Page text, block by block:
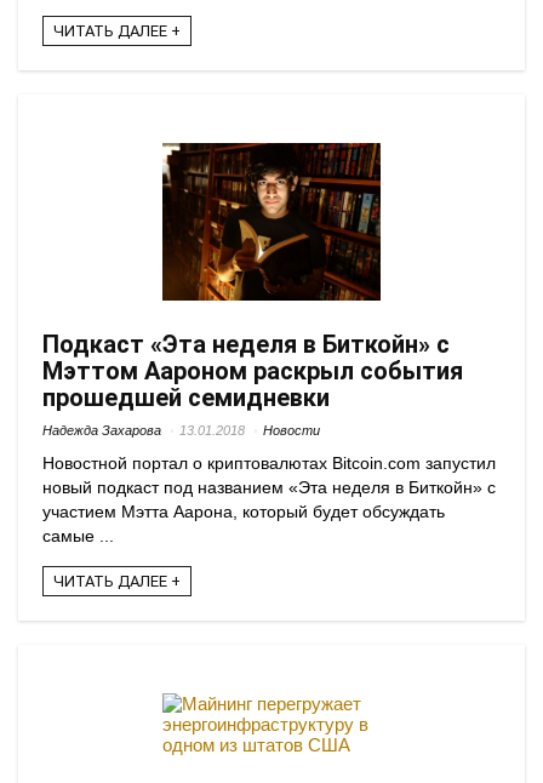
ЧИТАТЬ ДАЛЕЕ +
Подкаст «Эта неделя в Биткойн» с
Мэттом Аароном раскрыл события
прошедшей семидневки
Надежда Захарова 13.01.2018 Новости
Новостной портал о криптовалютах Bitcoin.com запустил
новый подкаст под названием «Эта неделя в Биткойн» с
участием Мэтта Аарона, который будет обсуждать
самые ...
ЧИТАТЬ ДАЛЕЕ +